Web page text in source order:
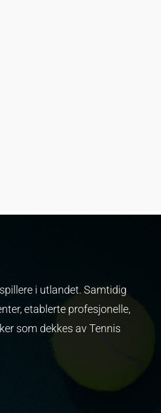
i utlandet. Samtidig
etablerte profesjonelle,
som dekkes av Tennis